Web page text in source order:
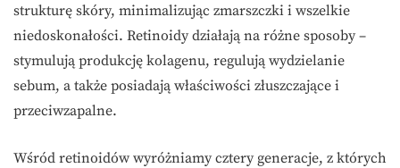
strukturę skóry, minimalizując zmarszczki i wszelkie
niedoskonałości. Retinoidy działają na różne sposoby –
stymulują produkcję kolagenu, regulują wydzielanie
sebum, a także posiadają właściwości złuszczające i
przeciwzapalne.
Wśród retinoidów wyróżniamy cztery generacje, z których